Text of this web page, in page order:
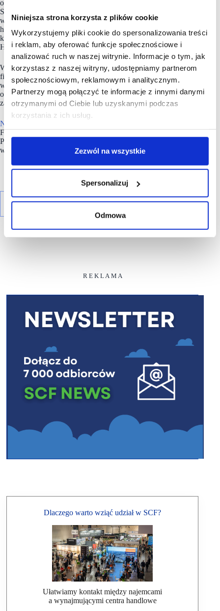
Niniejsza strona korzysta z plików cookie
Wykorzystujemy pliki cookie do spersonalizowania treści
i reklam, aby oferować funkcje społecznościowe i
analizować ruch w naszej witrynie. Informacje o tym, jak
korzystasz z naszej witryny, udostępniamy partnerom
społecznościowym, reklamowym i analitycznym.
Partnerzy mogą połączyć te informacje z innymi danymi
otrzymanymi od Ciebie lub uzyskanymi podczas
korzystania z ich usług.
Zezwól na wszystkie
Spersonalizuj
Odmowa
outlet w Hiszpanii i Polsce, posiada dwie marki własne: The
Style Outlets i FACTORY. Spółka NEINVER, założona
w 1969 roku, zarządza 17 centrami outlet i 4 parkami
handlowymi, współpracując z ponad 800 markami w sześciu
krajach europejskich: Francji, Niemczech, Włoszech, Polsce,
Hiszpanii i Holandii.
W ramach zaangażowania w zrównoważony rozwój, strategia
firmy
Building Tomorrow
ma na celu wywarcie pozytywnego
wpływu na społeczeństwo i środowisko naturalne, zwiększenie
odporności firmy na trudności rynkowe oraz podniesienie
zaangażowania pracowników.
NEINVER
FACTORY: w Warszawie (Annopol i Ursus), Krakowie,
Poznaniu i Gliwicach oraz parkiem handlowym Futura
w Krakowie.
R E K L A M A
Dlaczego warto wziąć udział w SCF?
Ułatwiamy kontakt między najemcami
a wynajmującymi centra handlowe